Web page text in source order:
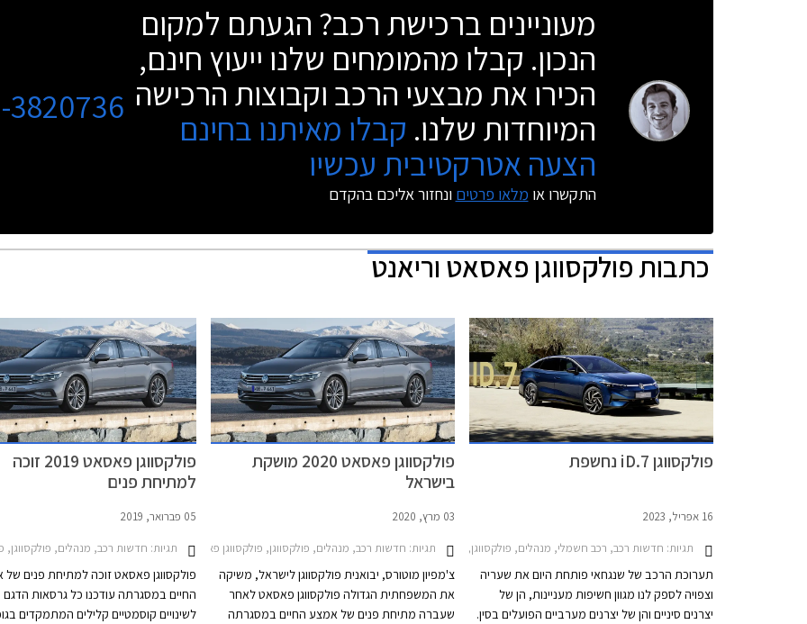
מעוניינים ברכישת רכב? הגעתם למקום
הנכון. קבלו מהמומחים שלנו ייעוץ חינם,
הכירו את מבצעי הרכב וקבוצות הרכישה
המיוחדות שלנו. קבלו מאיתנו בחינם
הצעה אטרקטיבית עכשיו
התקשרו או מלאו פרטים ונחזור אליכם בהקדם
3820736
כתבותפולקסווגן פאסאט וריאנט
פולקסווגן iD.7 נחשפת
16 אפריל, 2023
תגיות: חדשות רכב, רכב חשמלי, מנהלים, פולקסווגן, פולקסווגן פאסאט 2020-2022, פולקסווגן ID.7 2024-2025, פולקסווגן iD.7רכב חשמלי עתידי
תערוכת הרכב של שנגחאי פותחת היום את שעריה
וצפויה לספק לנו מגוון חשיפות מעניינות, הן של
יצרנים סיניים והן של יצרנים מערביים הפועלים בסין.
פולקסווגן פאסאט 2020 מושקת
בישראל
03 מרץ, 2020
תגיות: חדשות רכב, מנהלים, פולקסווגן, פולקסווגן פאסאט 2015-2019, פולקסווגן פאסאט 2020-2022מחירון רכב
צ'מפיון מוטורס, יבואנית פולקסווגן לישראל, משיקה
את המשפחתית הגדולה פולקסווגן פאסאט לאחר
שעברה מתיחת פנים של אמצע החיים במסגרתה
פולקסווגן פאסאט 2019 זוכה
למתיחת פנים
05 פברואר, 2019
תגיות: חדשות רכב, מנהלים, פולקסווגן, פולקסווגן פאסאט 2015-
פולקסווגן פאסאט זוכה למתיחת פנים
החיים במסגרתה עודכנו כל גרסאות הדגם
לשינויים קוסמטיים קלילים המתמקדים